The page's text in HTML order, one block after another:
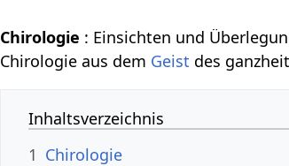
Chirologie : Einsichten und
Chirologie aus dem Geist des
Inhaltsverzeichnis
1 Chirologie